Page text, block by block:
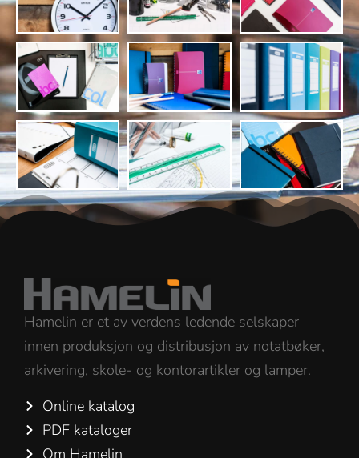
Hamelin er et av verdens ledende selskaper
innen produksjon og distribusjon av notatbøker,
arkivering, skole- og kontorartikler og lamper.
Online katalog
PDF kataloger
Om Hamelin